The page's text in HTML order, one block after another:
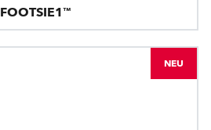
FOOTSIE1™
NEU